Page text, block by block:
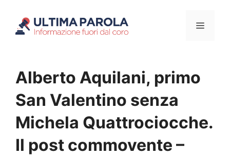
Menu
Alberto Aquilani, primo
San Valentino senza
Michela Quattrociocche.
Il post commovente –